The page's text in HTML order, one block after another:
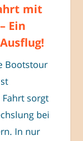
mit
Ein
Bootstour
sorgt
bei
In nur